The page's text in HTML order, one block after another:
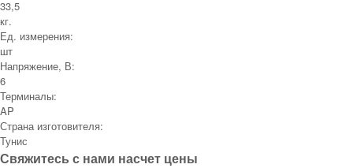
33,5
кг.
Ед. измерения:
шт
Напряжение, В:
6
Терминалы:
AP
Страна изготовителя:
Тунис
Свяжитесь с нами насчет цены